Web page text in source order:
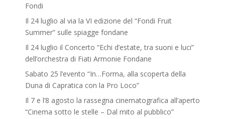
Fondi
Il 24 luglio al via la VI edizione del “Fondi Fruit
Summer” sulle spiagge fondane
Il 24 luglio il Concerto “Echi d’estate, tra suoni e luci”
dell’orchestra di Fiati Armonie Fondane
Sabato 25 l’evento “In…Forma, alla scoperta della
Duna di Capratica con la Pro Loco”
Il 7 e l’8 agosto la rassegna cinematografica all’aperto
“Cinema sotto le stelle – Dal mito al pubblico”